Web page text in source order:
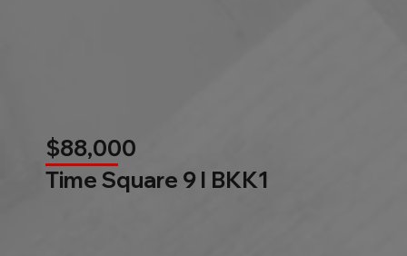
$88,000
Time Square 9 l BKK1